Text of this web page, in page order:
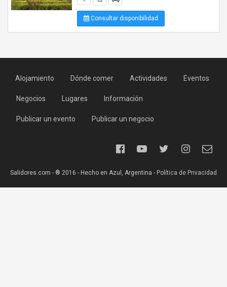
Consultar disponibilidad
Alojamiento Dónde comer Actividades Eventos
Negocios Lugares Información
Publicar un evento Publicar un negocio
Salidores.com - ® 2016 - Hecho en Azul, Argentina - Política de Privacidad